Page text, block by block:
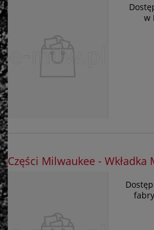
w
Części Milwaukee - Wkładka